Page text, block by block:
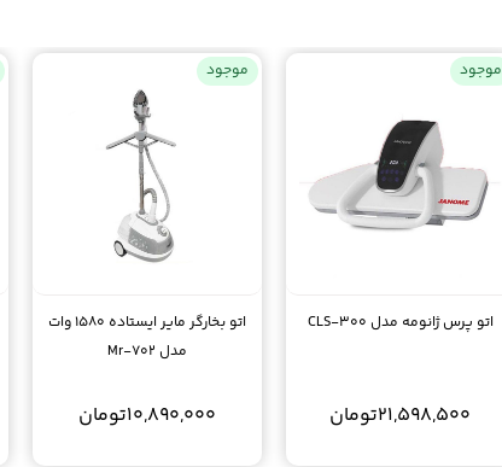
موجود
اتو پرس ژانومه مدل CLS-300
21,598,500تومان
موجود
اتو بخارگر مایر ایستاده 1580 وات
مدل Mr-702
10,890,000تومان